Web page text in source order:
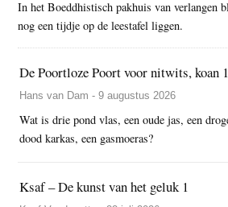
In het Boeddhistisch pakhuis van verlangen
nog een tijdje op de leestafel liggen.
De Poortloze Poort voor nitwits, koan
Hans van Dam - 9 augustus 2026
Wat is drie pond vlas, een oude jas, een
dood karkas, een gasmoeras?
Ksaf – De kunst van het geluk 1